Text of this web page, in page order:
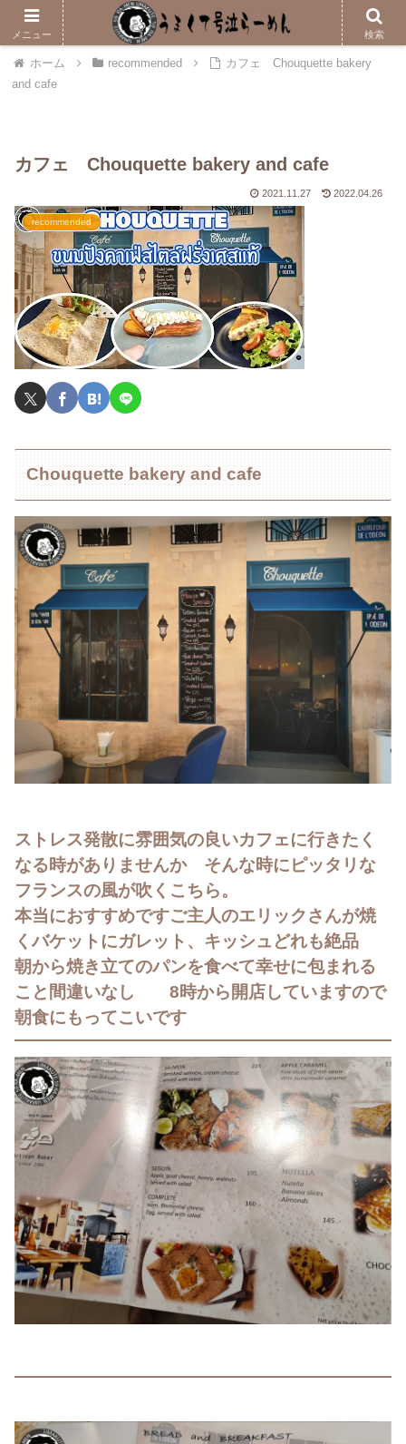
メニューはこちら
ホーム recommended
カフェ Chouquette bakery
and cafe
カフェ Chouquette bakery and cafe
2021.11.27 2022.04.26
recommended
Chouquette bakery and cafe
ストレス発散に雰囲気の良いカフェに行きたく
なる時がありませんか そんな時にピッタリな
フランスの風が吹くこちら。
本当におすすめですご主人のエリックさんが焼
くバケットにガレット、キッシュどれも絶品
朝から焼き立てのパンを食べて幸せに包まれる
こと間違いなし 8時から開店していますので
朝食にもってこいです
メニュー 検索